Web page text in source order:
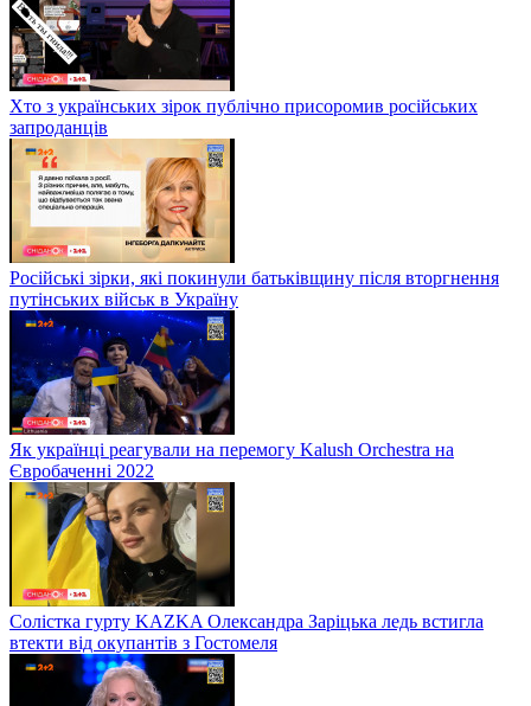
Хто з українських зірок публічно присоромив російських
запроданців
Російські зірки, які покинули батьківщину після вторгнення
путінських військ в Україну
Як українці реагували на перемогу Kalush Orchestra на
Євробаченні 2022
Солістка гурту KAZKA Олександра Заріцька ледь встигла
втекти від окупантів з Гостомеля